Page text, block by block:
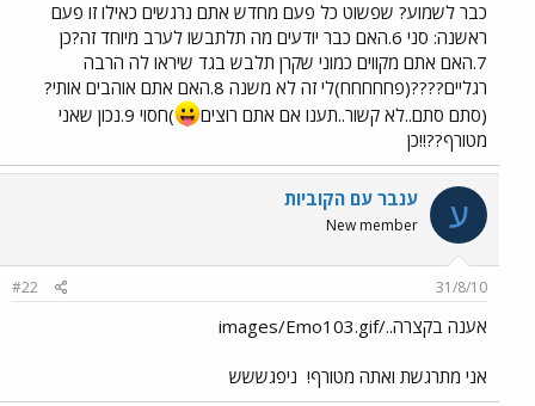
כבר לשמוע? שפשוט כל פעם מחדש אתם נרגשים כאילו זו פעם
ראשנה: סני 6.האם כבר יודעים מה תלתבשו לערב מיוחד זה?כן
7.האם אתם מקווים כמוני שקרן תלבש בגד שיראו לה הרבה
רגליים????(פחחחחח)לי זה לא משנה 8.האם אתם אוהבים אותי?
(סתם סתם..לא קשור..תענו אם אתם רוצים
)חסוי 9.נכון שאני
מטורף??!!כן
ע ענבר עם הקוביות
New member
31/8/10
#22
אענה בקצרה../images/Emo103.gif
אני מתרגשת ואתה מטורף! ניפגששש